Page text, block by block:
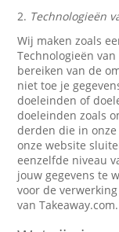
2. Technologieën
Wij maken zoals
Technologieën
bereiken van de
niet toe je
doeleinden of
doeleinden zoals
derden die in
onze website
eenzelfde niveau
jouw gegevens te
voor de
van Takeaway.com.